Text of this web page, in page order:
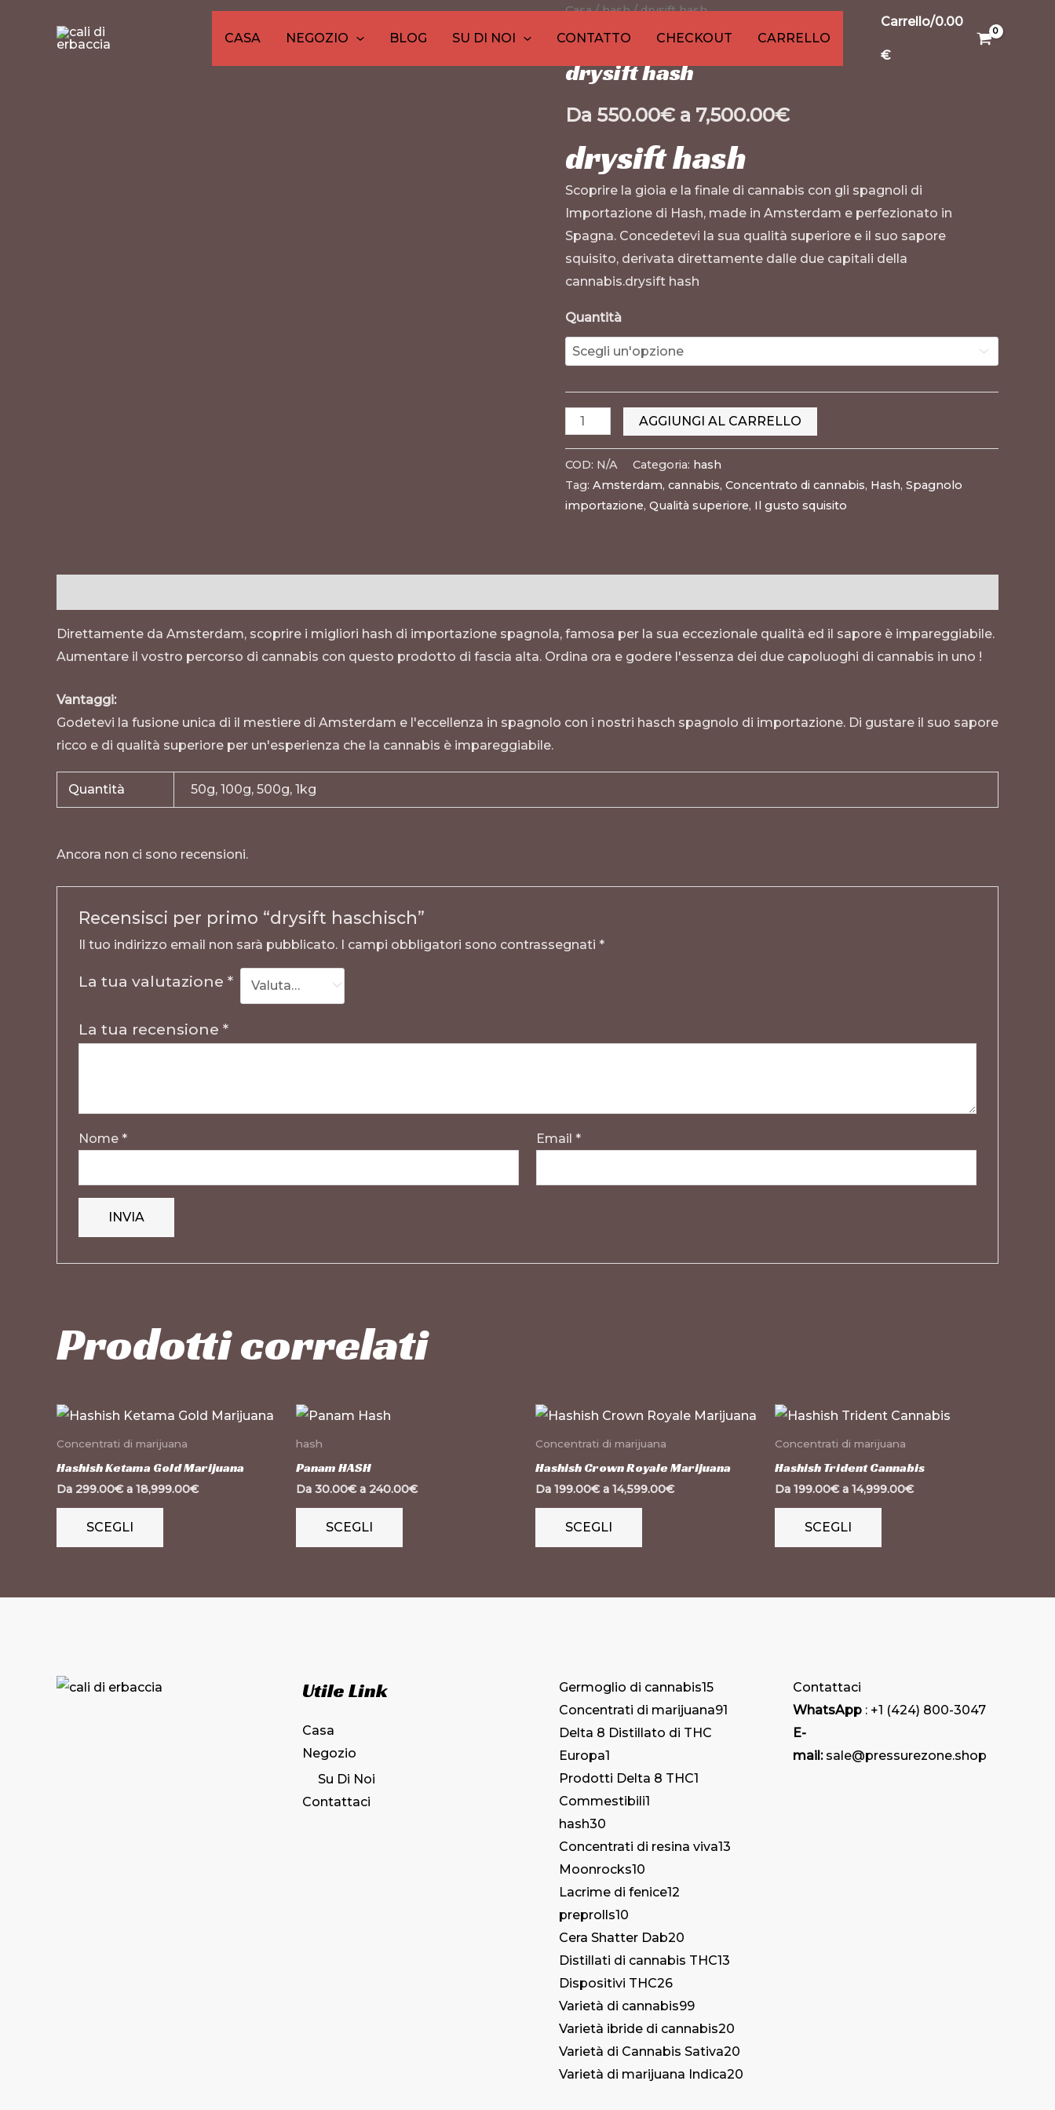
CASA NEGOZIO BLOG SU DI NOI CONTATTO CHECKOUT CARRELLO
Carrello/0.00
€
Casa/hash/ drysift hash
hash
drysift hash
Da 550.00€ a 7,500.00€
drysift hash
Scoprire la gioia e la finale di cannabis con gli spagnoli di
Importazione di Hash, made in Amsterdam e perfezionato in
Spagna. Concedetevi la sua qualità superiore e il suo sapore
squisito, derivata direttamente dalle due capitali della
cannabis.drysift hash
Quantità
drysift
haschisch
AGGIUNGI AL CARRELLO
COD: N/A Categoria: hash
Tag: Amsterdam, cannabis, Concentrato di cannabis, Hash, Spagnolo
importazione, Qualità superiore, Il gusto squisito
Direttamente da Amsterdam, scoprire i migliori hash di importazione spagnola, famosa per la sua eccezionale qualità ed il sapore è impareggiabile.
Aumentare il vostro percorso di cannabis con questo prodotto di fascia alta. Ordina ora e godere l'essenza dei due capoluoghi di cannabis in uno !
Vantaggi:
Godetevi la fusione unica di il mestiere di Amsterdam e l'eccellenza in spagnolo con i nostri hasch spagnolo di importazione. Di gustare il suo sapore
ricco e di qualità superiore per un'esperienza che la cannabis è impareggiabile.
Quantità 50g, 100g, 500g, 1kg
Ancora non ci sono recensioni.
Recensisci per primo “drysift haschisch”
Il tuo indirizzo email non sarà pubblicato. I campi obbligatori sono contrassegnati *
La tua valutazione *
La tua recensione *
Nome * Email*
Prodotti correlati
Concentrati di marijuana
Hashish Ketama Gold Marijuana
Da 299.00€a 18,999.00€
SCEGLI
Questo
ha
più
varianti.
opzioni
essere
hash
Panam HASH
Da 30.00€a 240.00€
SCEGLI
più
varianti.
opzioni
essere
Concentrati di marijuana
Hashish Crown Royale Marijuana
Da 199.00€a 14,599.00€
SCEGLI
Questo
più
varianti.
opzioni
essere
del
prodotto
Concentrati di marijuana
Hashish Trident Cannabis
Da 199.00€a 14,999.00€
SCEGLI
Questo
più
varianti.
opzioni
essere
prodotto
Utile Link
Casa
Negozio
Su Di Noi
Contattaci
Germoglio di cannabis15
15
prodotti
Concentrati di marijuana91
91
prodotti
Delta 8 Distillato di THC
Europa1
1
prodotto
Prodotti Delta 8 THC1
1
prodotto
Commestibili1
1
prodotto
hash30
30
prodotti
Concentrati di resina viva13
13
prodotti
Moonrocks10
10
prodotti
Lacrime di fenice12
12
prodotti
preprolls10
10
prodotti
Cera Shatter Dab20
20
prodotti
Distillati di cannabis THC13
13
prodotti
Dispositivi THC26
26
prodotti
Varietà di cannabis99
99
prodotti
Varietà ibride di cannabis20
20
prodotti
Varietà di Cannabis Sativa20
20
prodotti
Varietà di marijuana Indica20
20
prodotti
Contattaci
WhatsApp : +1 (424) 800-3047
E-
mail:sale@pressurezone.shop